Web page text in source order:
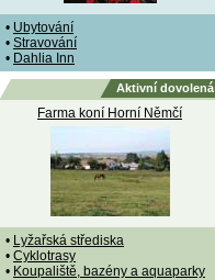
• Ubytování
• Stravování
• Dahlia Inn
Aktivní dovolená
Farma koní Horní Němčí
• Lyžařská střediska
• Cyklotrasy
• Koupaliště, bazény a aquaparky